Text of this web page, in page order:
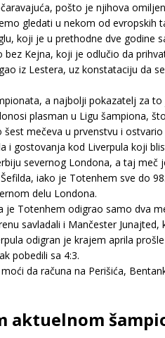
pošto je njihova
gledati u nekom od evropskih
koji je u prethodne dve godine
Kejna, koji je odlučio da
iz Lestera, uz konstataciju da
a najbolji pokazatelj za
plasman u Ligu šampiona,
mečeva u prvenstvu i
i gostovanja kod Liverpula koji
severnog Londona, a taj meč
iako je Totenhem sve do
delu Londona.
je Totenhem odigrao samo dva
savladali i Mančester Junajted,
odigran je krajem aprila
pobedili sa 4:3.
da računa na Perišića,
aktuelnom